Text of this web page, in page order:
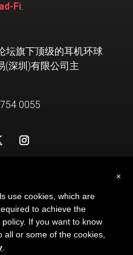
Fi.
坛旗下顶级的耳机环球
(深圳)有限公司主
0055
RIGHTS RESERVED.
×
use cookies, which are
to achieve the
If you want to know
or some of the cookies,